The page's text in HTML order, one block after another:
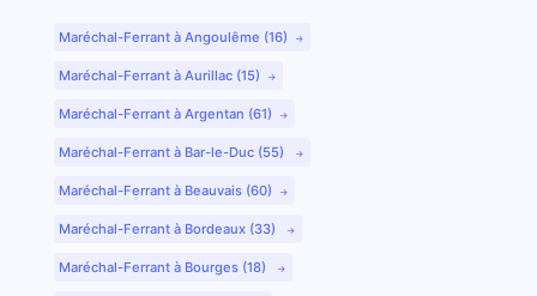
Maréchal-Ferrant à Angoulême (16)
Maréchal-Ferrant à Aurillac (15)
Maréchal-Ferrant à Argentan (61)
Maréchal-Ferrant à Bar-le-Duc (55)
Maréchal-Ferrant à Beauvais (60)
Maréchal-Ferrant à Bordeaux (33)
Maréchal-Ferrant à Bourges (18)